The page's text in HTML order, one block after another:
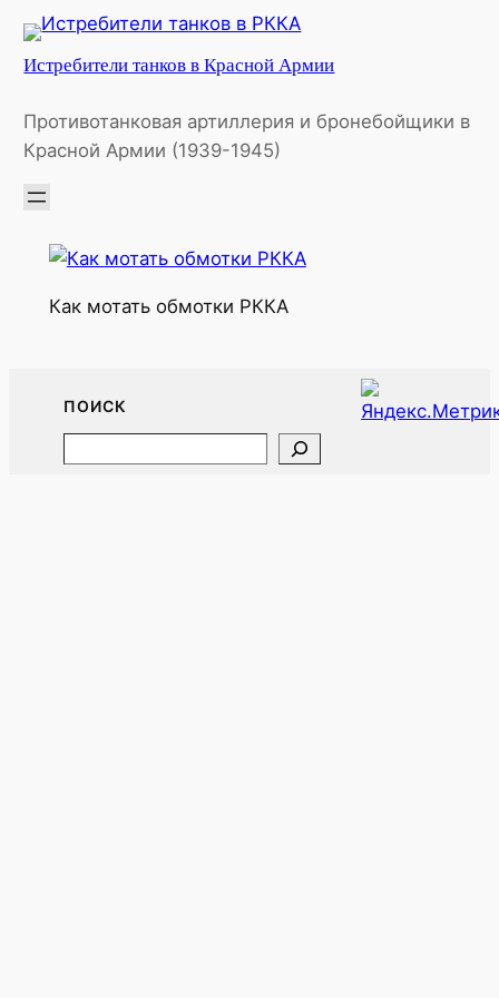
Перейти
содержимому
Истребители танков в Красной Армии
Противотанковая артиллерия и бронебойщики в
Красной Армии (1939-1945)
Как мотать обмотки РККА
ПОИСК